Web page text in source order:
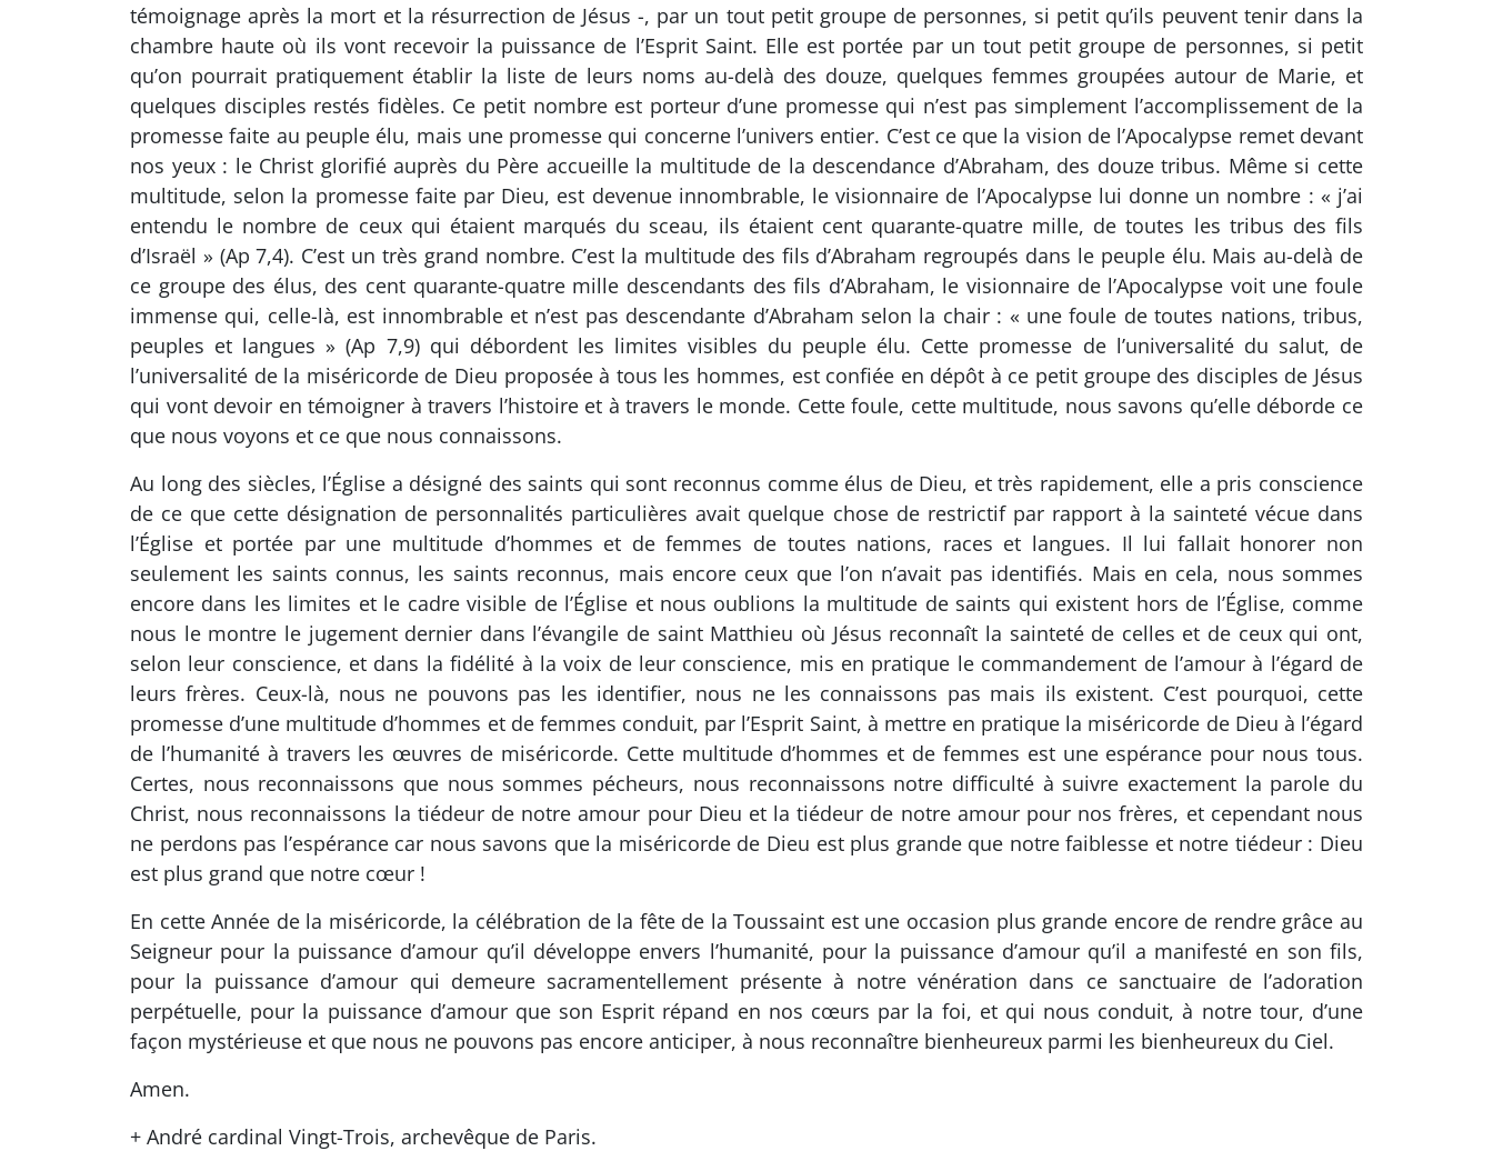
témoignage après la mort et la résurrection de Jésus -, par un tout petit groupe de personnes, si petit qu’ils peuvent tenir dans la
chambre haute où ils vont recevoir la puissance de l’Esprit Saint. Elle est portée par un tout petit groupe de personnes, si petit
qu’on pourrait pratiquement établir la liste de leurs noms au-delà des douze, quelques femmes groupées autour de Marie, et
quelques disciples restés fidèles. Ce petit nombre est porteur d’une promesse qui n’est pas simplement l’accomplissement de la
promesse faite au peuple élu, mais une promesse qui concerne l’univers entier. C’est ce que la vision de l’Apocalypse remet devant
nos yeux : le Christ glorifié auprès du Père accueille la multitude de la descendance d’Abraham, des douze tribus. Même si cette
multitude, selon la promesse faite par Dieu, est devenue innombrable, le visionnaire de l’Apocalypse lui donne un nombre : « j’ai
entendu le nombre de ceux qui étaient marqués du sceau, ils étaient cent quarante-quatre mille, de toutes les tribus des fils
d’Israël » (Ap 7,4). C’est un très grand nombre. C’est la multitude des fils d’Abraham regroupés dans le peuple élu. Mais au-delà de
ce groupe des élus, des cent quarante-quatre mille descendants des fils d’Abraham, le visionnaire de l’Apocalypse voit une foule
immense qui, celle-là, est innombrable et n’est pas descendante d’Abraham selon la chair : « une foule de toutes nations, tribus,
peuples et langues » (Ap 7,9) qui débordent les limites visibles du peuple élu. Cette promesse de l’universalité du salut, de
l’universalité de la miséricorde de Dieu proposée à tous les hommes, est confiée en dépôt à ce petit groupe des disciples de Jésus
qui vont devoir en témoigner à travers l’histoire et à travers le monde. Cette foule, cette multitude, nous savons qu’elle déborde ce
que nous voyons et ce que nous connaissons.
Au long des siècles, l’Église a désigné des saints qui sont reconnus comme élus de Dieu, et très rapidement, elle a pris conscience
de ce que cette désignation de personnalités particulières avait quelque chose de restrictif par rapport à la sainteté vécue dans
l’Église et portée par une multitude d’hommes et de femmes de toutes nations, races et langues. Il lui fallait honorer non
seulement les saints connus, les saints reconnus, mais encore ceux que l’on n’avait pas identifiés. Mais en cela, nous sommes
encore dans les limites et le cadre visible de l’Église et nous oublions la multitude de saints qui existent hors de l’Église, comme
nous le montre le jugement dernier dans l’évangile de saint Matthieu où Jésus reconnaît la sainteté de celles et de ceux qui ont,
selon leur conscience, et dans la fidélité à la voix de leur conscience, mis en pratique le commandement de l’amour à l’égard de
leurs frères. Ceux-là, nous ne pouvons pas les identifier, nous ne les connaissons pas mais ils existent. C’est pourquoi, cette
promesse d’une multitude d’hommes et de femmes conduit, par l’Esprit Saint, à mettre en pratique la miséricorde de Dieu à l’égard
de l’humanité à travers les œuvres de miséricorde. Cette multitude d’hommes et de femmes est une espérance pour nous tous.
Certes, nous reconnaissons que nous sommes pécheurs, nous reconnaissons notre difficulté à suivre exactement la parole du
Christ, nous reconnaissons la tiédeur de notre amour pour Dieu et la tiédeur de notre amour pour nos frères, et cependant nous
ne perdons pas l’espérance car nous savons que la miséricorde de Dieu est plus grande que notre faiblesse et notre tiédeur : Dieu
est plus grand que notre cœur !
En cette Année de la miséricorde, la célébration de la fête de la Toussaint est une occasion plus grande encore de rendre grâce au
Seigneur pour la puissance d’amour qu’il développe envers l’humanité, pour la puissance d’amour qu’il a manifesté en son fils,
pour la puissance d’amour qui demeure sacramentellement présente à notre vénération dans ce sanctuaire de l’adoration
perpétuelle, pour la puissance d’amour que son Esprit répand en nos cœurs par la foi, et qui nous conduit, à notre tour, d’une
façon mystérieuse et que nous ne pouvons pas encore anticiper, à nous reconnaître bienheureux parmi les bienheureux du Ciel.
Amen.
+ André cardinal Vingt-Trois, archevêque de Paris.